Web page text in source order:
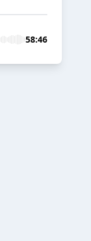
58:46